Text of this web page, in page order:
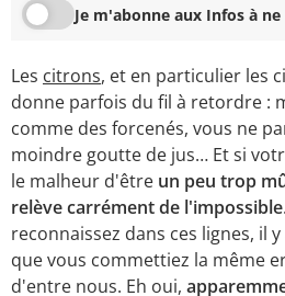
Je m'abonne aux Infos à
Les citrons, et en particulier les
donne parfois du fil à retordre :
comme des forcenés, vous ne
moindre goutte de jus… Et si
le malheur d'être un peu trop
relève carrément de l'impossible
reconnaissez dans ces lignes, il
que vous commettiez la même
d'entre nous. Eh oui,